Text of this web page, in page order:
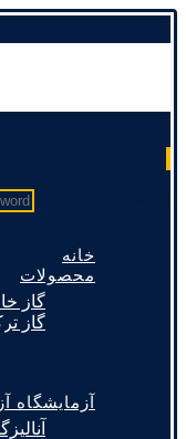
خانه
محصولات
گاز
گاز
آزمایشگاه